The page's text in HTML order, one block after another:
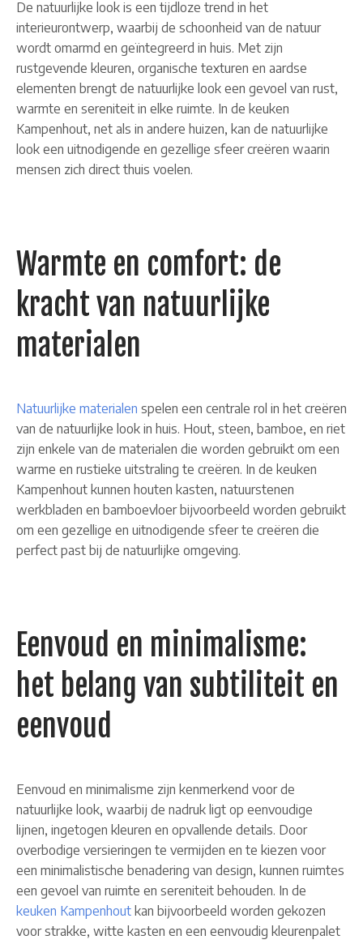
De natuurlijke look is een tijdloze trend in het
interieurontwerp, waarbij de schoonheid van de natuur
wordt omarmd en geïntegreerd in huis. Met zijn
rustgevende kleuren, organische texturen en aardse
elementen brengt de natuurlijke look een gevoel van rust,
warmte en sereniteit in elke ruimte. In de keuken
Kampenhout, net als in andere huizen, kan de natuurlijke
look een uitnodigende en gezellige sfeer creëren waarin
mensen zich direct thuis voelen.
Warmte en comfort: de
kracht van natuurlijke
materialen
Natuurlijke materialen spelen een centrale rol in het creëren
van de natuurlijke look in huis. Hout, steen, bamboe, en riet
zijn enkele van de materialen die worden gebruikt om een
warme en rustieke uitstraling te creëren. In de keuken
Kampenhout kunnen houten kasten, natuurstenen
werkbladen en bamboevloer bijvoorbeeld worden gebruikt
om een gezellige en uitnodigende sfeer te creëren die
perfect past bij de natuurlijke omgeving.
Eenvoud en minimalisme:
het belang van subtiliteit en
eenvoud
Eenvoud en minimalisme zijn kenmerkend voor de
natuurlijke look, waarbij de nadruk ligt op eenvoudige
lijnen, ingetogen kleuren en opvallende details. Door
overbodige versieringen te vermijden en te kiezen voor
een minimalistische benadering van design, kunnen ruimtes
een gevoel van ruimte en sereniteit behouden. In de
keuken Kampenhout kan bijvoorbeeld worden gekozen
voor strakke, witte kasten en een eenvoudig kleurenpalet